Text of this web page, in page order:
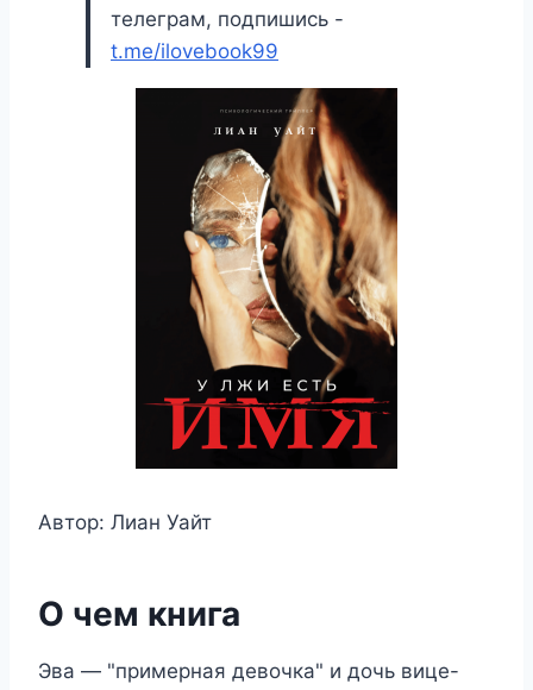
телеграм, подпишись -
t.me/ilovebook99
Автор: Лиан Уайт
О чем книга
Эва — "примерная девочка" и дочь вице-